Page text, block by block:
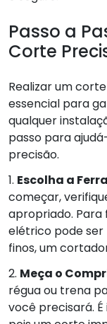
Passo a
Corte
Realizar um
essencial para
qualquer
passo para
precisão.
1. Escolha a
começar,
apropriado. Para
elétrico pode ser
finos, um
2. Meça o
régua ou trena
você precisará.